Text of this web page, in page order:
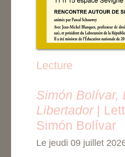
Lecture
Simón Bolívar,
Libertador|
Simón Bolívar
Le jeudi 09 juillet